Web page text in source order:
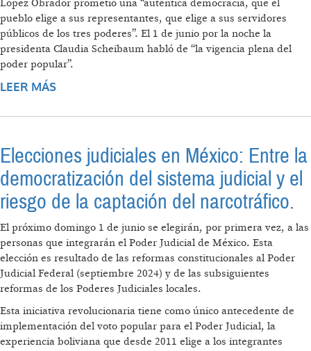
López Obrador prometió una “auténtica democracia, que el
pueblo elige a sus representantes, que elige a sus servidores
públicos de los tres poderes”. El 1 de junio por la noche la
presidenta Claudia Scheibaum habló de “la vigencia plena del
poder popular”.
LEER MÁS
EN MÉXICO.
Elecciones judiciales en México: Entre la
democratización del sistema judicial y el
riesgo de la captación del narcotráfico.
El próximo domingo 1 de junio se elegirán, por primera vez, a las
personas que integrarán el Poder Judicial de México. Esta
elección es resultado de las reformas constitucionales al Poder
Judicial Federal (septiembre 2024) y de las subsiguientes
reformas de los Poderes Judiciales locales.
Esta iniciativa revolucionaria tiene como único antecedente de
implementación del voto popular para el Poder Judicial, la
experiencia boliviana que desde 2011 elige a los integrantes